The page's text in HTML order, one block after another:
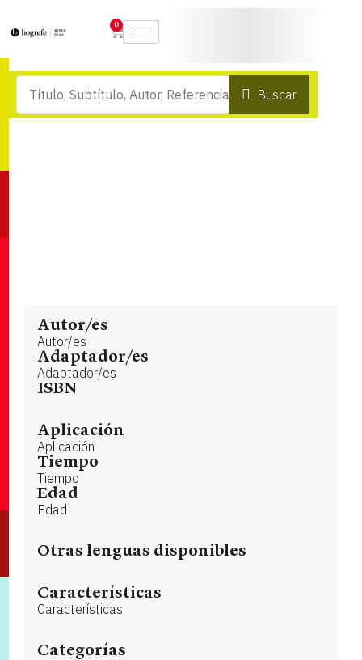
0
Buscar
Autor/es
Autor/es
Adaptador/es
Adaptador/es
ISBN
Aplicación
Aplicación
Tiempo
Tiempo
Edad
Edad
Otras lenguas disponibles
Características
Características
Categorías